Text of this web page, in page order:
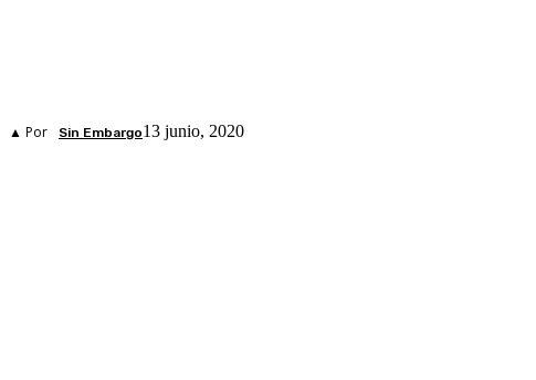
▲ Por Sin Embargo13 junio, 2020